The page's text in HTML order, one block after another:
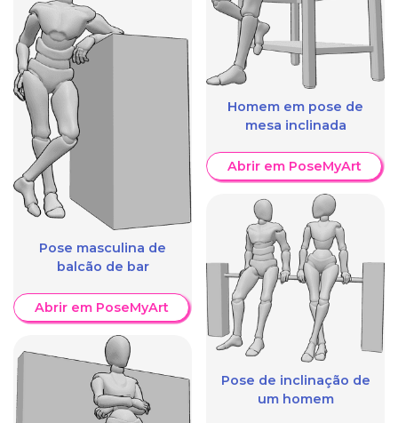
Pose masculina de
balcão de bar
Abrir em PoseMyArt
Homem em pose de
mesa inclinada
Abrir em PoseMyArt
Pose de inclinação de
um homem